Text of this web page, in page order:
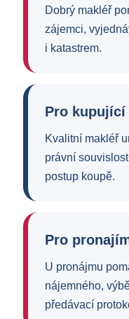
Dobrý makléř
zájemci,
i katastrem.
Pro kupující
Kvalitní makléř
právní
postup koupě.
Pro
U pronájmu
nájemného,
předávací